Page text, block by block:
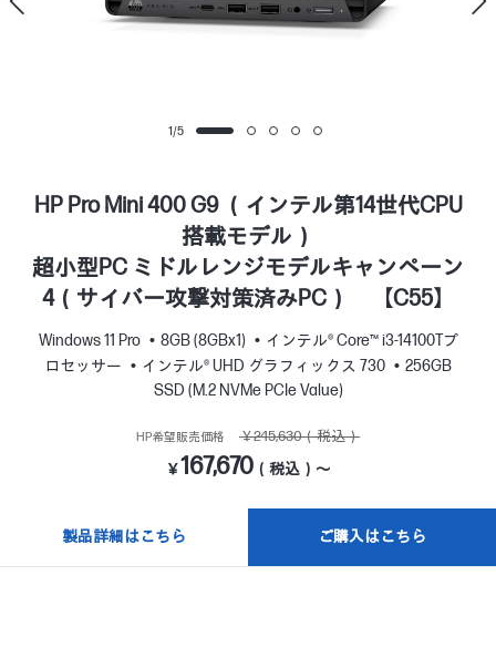
1/5
HP Pro Mini 400 G9 （インテル第14世代CPU
搭載モデル）
超小型PC ミドルレンジモデルキャンペーン
4（サイバー攻撃対策済みPC） 【C55】
Windows 11 Pro 8GB (8GBx1)
インテル® Core™ i3-14100Tプ
ロセッサー
インテル® UHD グラフィックス 730
256GB
SSD (M.2 NVMe PCIe Value)
HP希望販売価格 ￥245,630（税込）
￥167,670 （税込）～
製品詳細はこちら ご購入はこちら